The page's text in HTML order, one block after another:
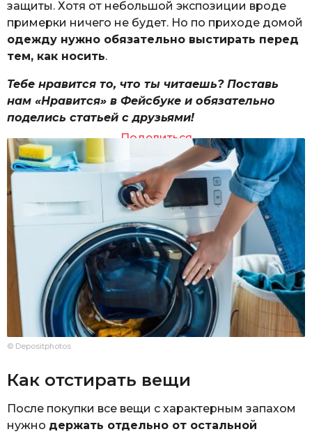
защиты. Хотя от небольшой экспозиции вроде
примерки ничего не будет. Но по приходе домой
одежду нужно обязательно выстирать перед
тем, как носить.
Тебе нравится то, что ты читаешь? Поставь
нам «Нравится» в Фейсбуке и обязательно
поделись статьей с друзьями!
Поделиться
© Depositphotos
Как отстирать вещи
После покупки все вещи с характерным запахом
нужно держать отдельно от остальной